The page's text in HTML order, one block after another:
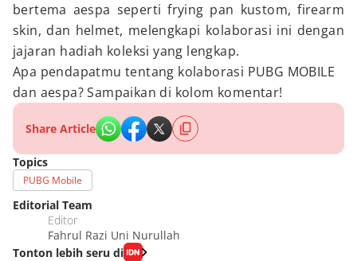
bertema aespa seperti frying pan kustom, firearm
skin, dan helmet, melengkapi kolaborasi ini dengan
jajaran hadiah koleksi yang lengkap.
Apa pendapatmu tentang kolaborasi PUBG MOBILE
dan aespa? Sampaikan di kolom komentar!
Share Article
Topics
PUBG Mobile
Editorial Team
Editor
Fahrul Razi Uni Nurullah
Tonton lebih seru di